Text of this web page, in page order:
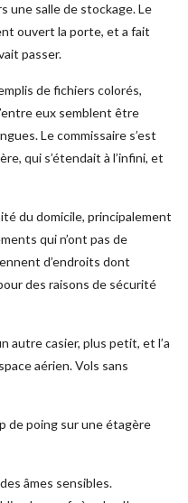
une salle de stockage. Le
ouvert la porte, et a fait
passer.
de fichiers colorés,
eux semblent être
Le commissaire s’est
qui s’étendait à l’infini, et
du domicile, principalement
qui n’ont pas de
d’endroits dont
des raisons de sécurité
autre casier, plus petit, et l’a
aérien. Vols sans
de poing sur une étagère
âmes sensibles.